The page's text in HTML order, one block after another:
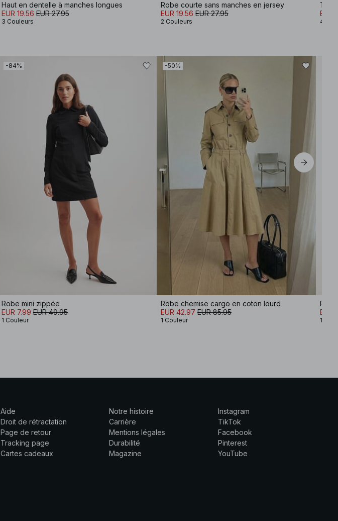
Haut en dentelle à manches longues
EUR 19.56 EUR 27.95
3 Couleurs
Robe courte sans manches en jersey
EUR 19.56 EUR 27.95
2 Couleurs
Tee-
EUR
4
-84%
Robe mini zippée
EUR 7.99 EUR 49.95
1 Couleur
-50%
Robe chemise cargo en coton lourd
EUR 42.97 EUR 85.95
1 Couleur
EUR
1
Aide
Droit de rétractation
Page de retour
Tracking page
Cartes cadeaux
Notre histoire
Carrière
Mentions légales
Durabilité
Magazine
Instagram
TikTok
Facebook
Pinterest
YouTube